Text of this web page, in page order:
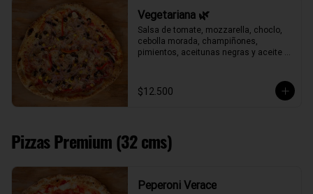
Vegetariana 🌿
Salsa de tomate, mozzarella, choclo,
cebolla morada, champiñones,
pimientos, aceitunas negras y aceite
$12.500
Pizzas Premium (32 cms)
Peperoni Verace